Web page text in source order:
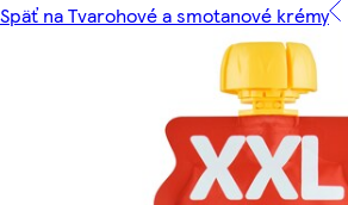
Späť na Tvarohové a smotanové krémy